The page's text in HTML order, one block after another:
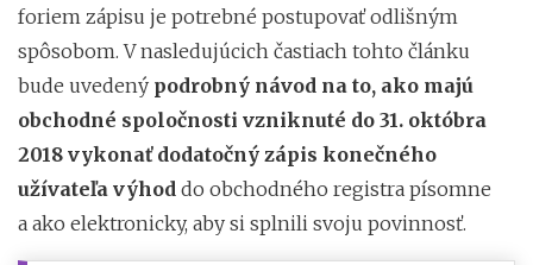
foriem zápisu je potrebné postupovať odlišným
spôsobom. V nasledujúcich častiach tohto článku
bude uvedený podrobný návod na to, ako majú
obchodné spoločnosti vzniknuté do 31. októbra
2018 vykonať dodatočný zápis konečného
užívateľa výhod do obchodného registra písomne
a ako elektronicky, aby si splnili svoju povinnosť.